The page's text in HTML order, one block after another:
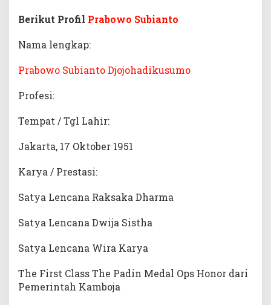
Berikut Profil Prabowo Subianto
Nama lengkap:
Prabowo Subianto Djojohadikusumo
Profesi:
Tempat / Tgl Lahir:
Jakarta, 17 Oktober 1951
Karya / Prestasi:
Satya Lencana Raksaka Dharma
Satya Lencana Dwija Sistha
Satya Lencana Wira Karya
The First Class The Padin Medal Ops Honor dari
Pemerintah Kamboja